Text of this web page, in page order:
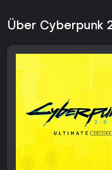
Über Cyberpunk